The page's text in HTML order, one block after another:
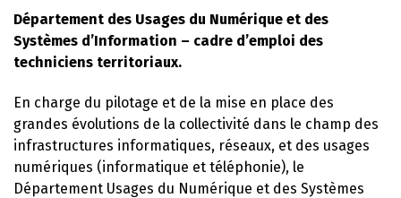
Département des Usages du Numérique et des
Systèmes d’Information – cadre d’emploi des
techniciens territoriaux.
En charge du pilotage et de la mise en place des
grandes évolutions de la collectivité dans le champ des
infrastructures informatiques, réseaux, et des usages
numériques (informatique et téléphonie), le
Département Usages du Numérique et des Systèmes